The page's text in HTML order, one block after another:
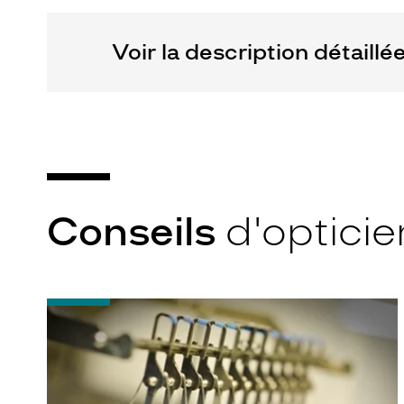
Voir la description
Conseils
-
Quel
indice
d’amincissement